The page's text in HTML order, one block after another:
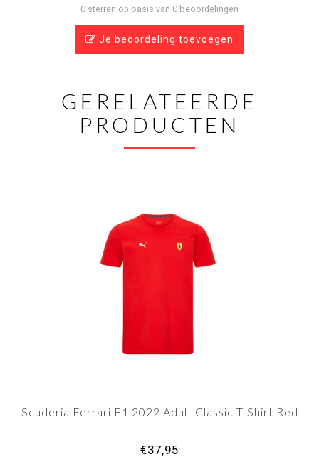
0 sterren op basis van 0 beoordelingen
Je beoordeling toevoegen
GERELATEERDE
PRODUCTEN
Scuderia Ferrari F1 2022 Adult Classic T-Shirt Red
€37,95